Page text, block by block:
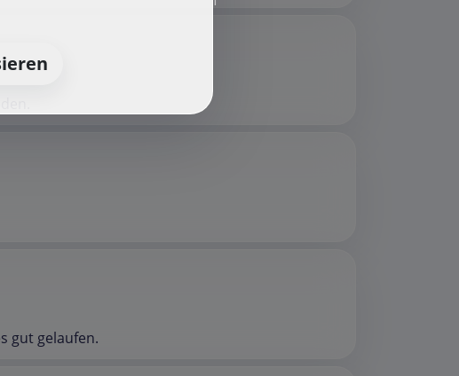
gut gelaufen.